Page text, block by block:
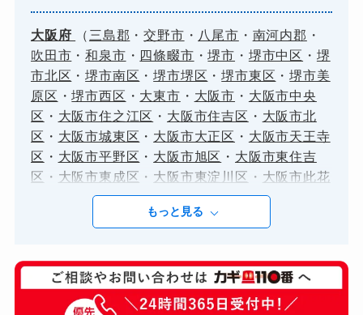
大阪府 （ 三島郡 ・交野市 ・ 八尾市 ・ 南河内郡 ・
吹田市 ・和泉市 ・ 四條畷市 ・堺市 ・ 堺市中区 ・ 堺
市北区 ・堺市南区 ・堺市堺区 ・堺市東区 ・堺市美
原区 ・堺市西区 ・ 大東市 ・ 大阪市 ・ 大阪市中央
区 ・ 大阪市住之江区 ・ 大阪市住吉区 ・ 大阪市北
区 ・ 大阪市城東区 ・ 大阪市大正区 ・ 大阪市天王寺
区 ・ 大阪市平野区 ・ 大阪市旭区 ・ 大阪市東住吉
区 ・ 大阪市東成区 ・ 大阪市東淀川区 ・ 大阪市此花
大阪市浪速区・大阪市淀川区・大阪市港区
大阪市福島区 ・
・富田林市・寝屋川市・岸和田市・摂津市・
・松原市・枚方市・柏原市・池田市 ・
もっと見る